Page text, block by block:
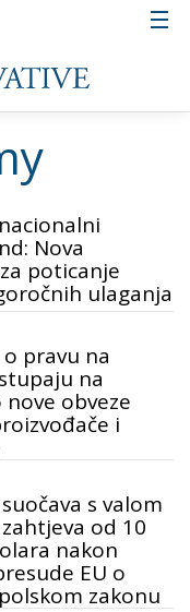
Nova
poticanje
ulaganja
o pravu na
na
nove obveze
i
s valom
od 10
nakon
EU o
zakonu